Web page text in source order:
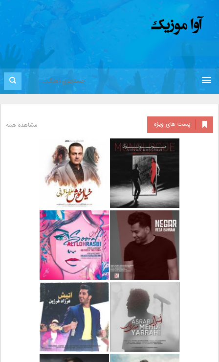
پست های ویژه مشاهده همه
دانلود آلبوم جدید سیروان
خسروی بنام مونولوگ
دانلود آهنگ جدید علیرضا
قربانی بنام خیال خوش
دانلود آهنگ جدید رضا
بهرام بنام نگار
دانلود آهنگ جدید علی
لهراسبی بنام صورت